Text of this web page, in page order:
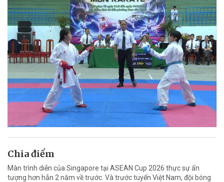
Chia điểm
Màn trình diễn của Singapore tại ASEAN Cup 2026 thực sự ấn
tượng hơn hẳn 2 năm về trước. Và trước tuyển Việt Nam, đội bóng